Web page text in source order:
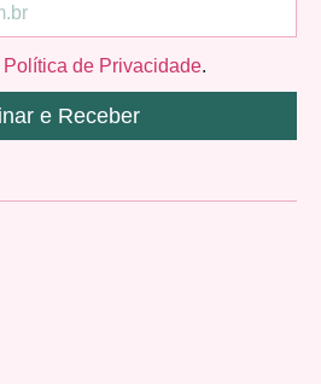
Política de Privacidade.
e Receber